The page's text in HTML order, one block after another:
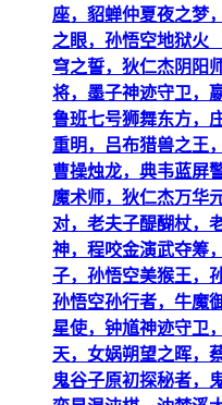
座，貂蝉仲夏夜之梦
之眼，孙悟空地狱火
穹之誓，狄仁杰阴阳
将，墨子神迹守卫，
鲁班七号狮舞东方，
重明，吕布猎兽之王
曹操烛龙，典韦蓝屏
魔术师，狄仁杰万华
对，老夫子醍醐杖，
神，程咬金演武夺筹
子，孙悟空美猴王，
孙悟空孙行者，牛魔
星使，钟馗神迹守卫
天，女娲朔望之晖，
鬼谷子原初探秘者，